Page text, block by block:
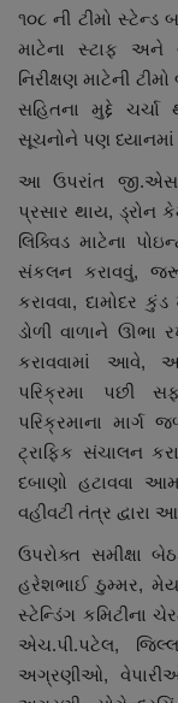
૧૦૮ ની ટીમો સ્ટેન્ડ
માટેના સ્ટાફ અને
નિરીક્ષણ માટેની
સહિતના મુદ્દે
સૂચનોને પણ ધ્યાનમાં
આ ઉપરાંત
પ્રસાર થાય, ડ્રોન
લિક્વિડ માટેના
સંકલન કરાવવું,
કરાવવા, દામોદર
ડોળી વાળાને ઊભા
કરાવવામાં આવે,
પરિક્રમા પછી
પરિક્રમાના માર્ગ
ટ્રાફિક સંચાલન
દબાણો હટાવવા
વહીવટી તંત્ર
ઉપરોક્ત સમીક્ષા
હરેશભાઈ ઠુમ્મર,
સ્ટેન્ડિંગ કમિટીના
એચ.પી.પટેલ,
અગ્રણીઓ,